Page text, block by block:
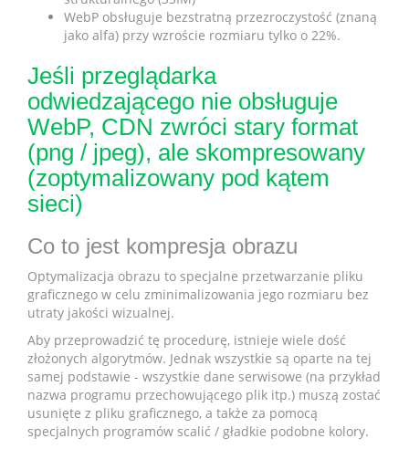
WebP obsługuje bezstratną przezroczystość (znaną
jako alfa) przy wzroście rozmiaru tylko o 22%.
Jeśli przeglądarka
odwiedzającego nie obsługuje
WebP, CDN zwróci stary format
(png / jpeg), ale skompresowany
(zoptymalizowany pod kątem
sieci)
Co to jest kompresja obrazu
Optymalizacja obrazu to specjalne przetwarzanie pliku
graficznego w celu zminimalizowania jego rozmiaru bez
utraty jakości wizualnej.
Aby przeprowadzić tę procedurę, istnieje wiele dość
złożonych algorytmów. Jednak wszystkie są oparte na tej
samej podstawie - wszystkie dane serwisowe (na przykład
nazwa programu przechowującego plik itp.) muszą zostać
usunięte z pliku graficznego, a także za pomocą
specjalnych programów scalić / gładkie podobne kolory.